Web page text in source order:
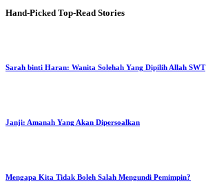
Hand-Picked Top-Read Stories
Sarah binti Haran: Wanita Solehah Yang Dipilih Allah SWT
Janji: Amanah Yang Akan Dipersoalkan
Mengapa Kita Tidak Boleh Salah Mengundi Pemimpin?